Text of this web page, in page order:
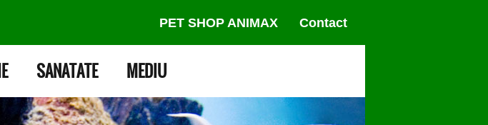
PET SHOP ANIMAX Contact
SANATATE MEDIU